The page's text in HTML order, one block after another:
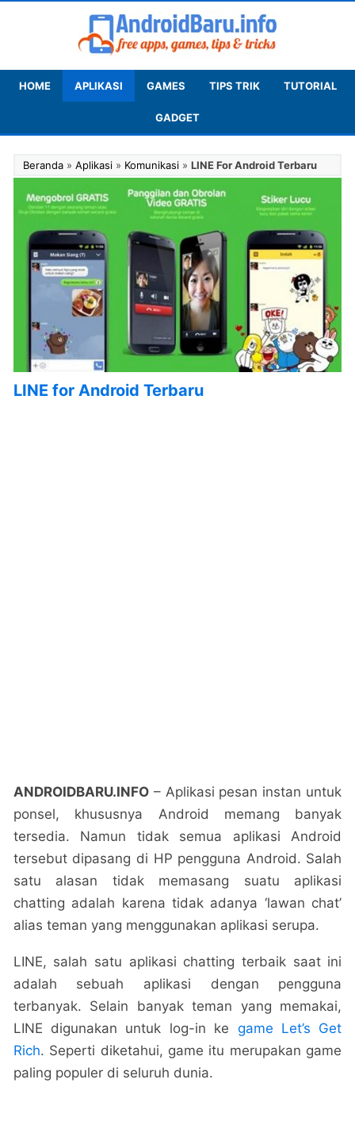
HOME APLIKASI GAMES TIPS TRIK TUTORIAL
GADGET
Beranda» Aplikasi» Komunikasi» LINE For Android Terbaru
LINE for Android Terbaru
ANDROIDBARU.INFO– Aplikasi pesan instan untuk
ponsel, khususnya Android memang banyak
tersedia. Namun tidak semua aplikasi Android
tersebut dipasang di HP pengguna Android. Salah
satu alasan tidak memasang suatu aplikasi
chatting adalah karena tidak adanya ‘lawan chat’
alias teman yang menggunakan aplikasi serupa.
LINE, salah satu aplikasi chatting terbaik saat ini
adalah sebuah aplikasi dengan pengguna
terbanyak. Selain banyak teman yang memakai,
LINE digunakan untuk log-in ke game Let’s Get
Rich. Seperti diketahui, game itu merupakan game
paling populer di seluruh dunia.